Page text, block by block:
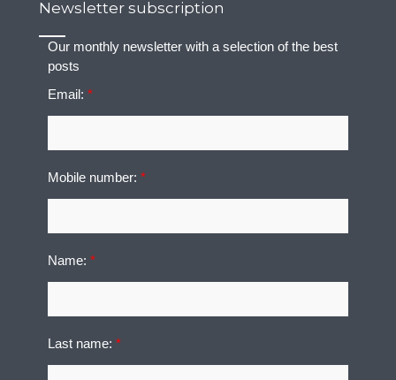
Newsletter subscription
Our monthly newsletter with a selection of the best
posts
Email:*
Mobile number:*
Name:*
Last name:*